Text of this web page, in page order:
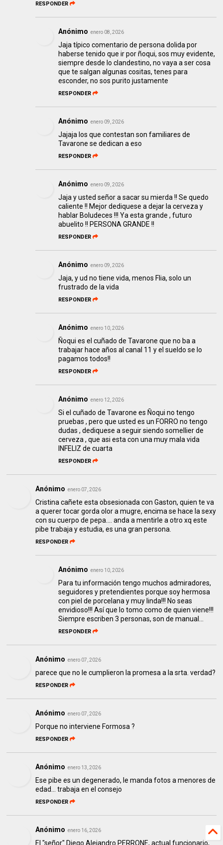
RESPONDER
Anónimo enero 08, 2026
Jaja típico comentario de persona dolida por
haberse tenido que ir por ñoqui, sos muy evidente,
siempre desde lo clandestino, no vaya a ser cosa
que te salgan algunas cositas, tenes para
esconder, no sos purito justamente
RESPONDER
Anónimo enero 09, 2026
Jajaja los que contestan son familiares de
Tavarone se dedican a eso
RESPONDER
Anónimo enero 09, 2026
Jaja y usted señor a sacar su mierda !! Se quedo
caliente !! Mejor dediquese a dejar la cerveza y
hablar Boludeces !!! Ya esta grande , futuro
abuelito !! PERSONA GRANDE !!
RESPONDER
Anónimo enero 09, 2026
Jaja, y ud no tiene vida, menos Flia, solo un
frustrado de la vida
RESPONDER
Anónimo enero 10, 2026
Ñoqui es el cuñado de Tavarone que no ba a
trabajar hace años al canal 11 y el sueldo se lo
pagamos todos!!
RESPONDER
Anónimo enero 12, 2026
Si el cuñado de Tavarone es Ñoqui no tengo
pruebas , pero que usted es un FORRO no tengo
dudas , dediquese a seguir siendo somellier de
cerveza , que asi esta con una muy mala vida
INFELIZ de cuarta
RESPONDER
Anónimo enero 07, 2026
Cristina cañete esta obsesionada con Gaston, quien te va
a querer tocar gorda olor a mugre, encima se hace la sexy
con su cuerpo de pepa.... anda a mentirle a otro xq este
pibe trabaja y estudia, es una gran persona.
RESPONDER
Anónimo enero 10, 2026
Para tu información tengo muchos admiradores,
seguidores y pretendientes porque soy hermosa
con piel de porcelana y muy linda!!! No seas
envidioso!!! Así que lo tomo como de quien viene!!!
Siempre escriben 3 personas, son de manual...
RESPONDER
Anónimo enero 07, 2026
parece que no le cumplieron la promesa a la srta. verdad?
RESPONDER
Anónimo enero 07, 2026
Porque no interviene Formosa ?
RESPONDER
Anónimo enero 13, 2026
Ese pibe es un degenerado, le manda fotos a menores de
edad… trabaja en el consejo
RESPONDER
Anónimo enero 16, 2026
El "señor" Diego Alejandro PERRONE, actual funcionario,